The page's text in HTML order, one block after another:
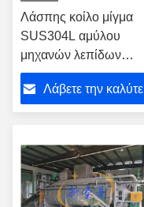
Λάσπης κοίλο μίγμα
SUS304L αμύλου
μηχανών λεπίδων
ξηρότερο
Λάβετε την